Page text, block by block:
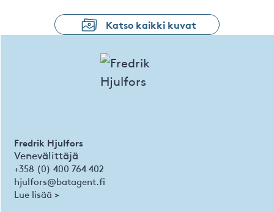
Katso kaikki kuvat
Fredrik Hjulfors
Venevälittäjä
+358 (0) 400 764 402
hjulfors@batagent.fi
Lue lisää >